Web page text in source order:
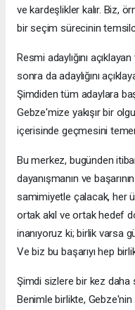
ve kardeşlikler kalır. Biz,
bir seçim sürecinin
Resmi adaylığını
sonra da adaylığını
Şimdiden tüm adaylara
Gebze'mize yakışır bir
içerisinde geçmesini
Bu merkez, bugünden
dayanışmanın ve
samimiyetle çalacak, her
ortak akıl ve ortak hedef
inanıyoruz ki; birlik varsa
Ve biz bu başarıyı hep
Şimdi sizlere bir kez daha
Benimle birlikte,